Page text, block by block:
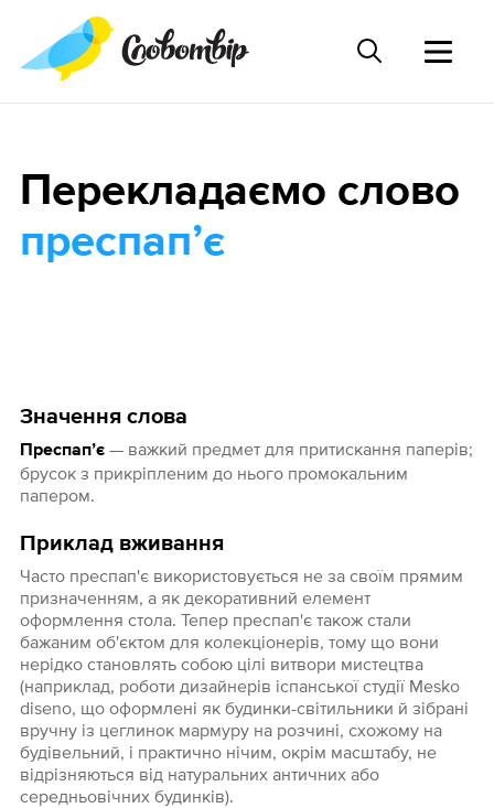
Значення слова
Преспапʼє— важкий предмет для притискання паперів;
брусок з прикріпленим до нього промокальним
папером.
Приклад вживання
Часто преспап'є використовується не за своїм прямим
призначенням, а як декоративний елемент
оформлення стола. Тепер преспап'є також стали
бажаним об'єктом для колекціонерів, тому що вони
нерідко становлять собою цілі витвори мистецтва
(наприклад, роботи дизайнерів іспанської студії Mesko
diseno, що оформлені як будинки-світильники й зібрані
вручну із цеглинок мармуру на розчині, схожому на
будівельний, і практично нічим, окрім масштабу, не
відрізняються від натуральних античних або
середньовічних будинків).
Перекладаємо слово
преспапʼє